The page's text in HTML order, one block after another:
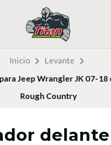
Inicio
Levante
Jeep Wrangler JK 07-18
Rough Country